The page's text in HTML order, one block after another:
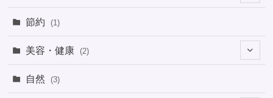
(1) (6)
(4)
節約 (1)
美容・健康 (2)
(1)
自然 (3)